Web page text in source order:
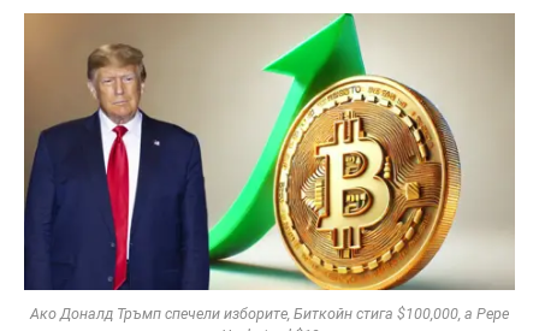
Ако Доналд Тръмп спечели изборите, Биткойн стига $100,000, а Pepe